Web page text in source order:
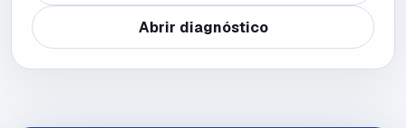
Abrir diagnóstico